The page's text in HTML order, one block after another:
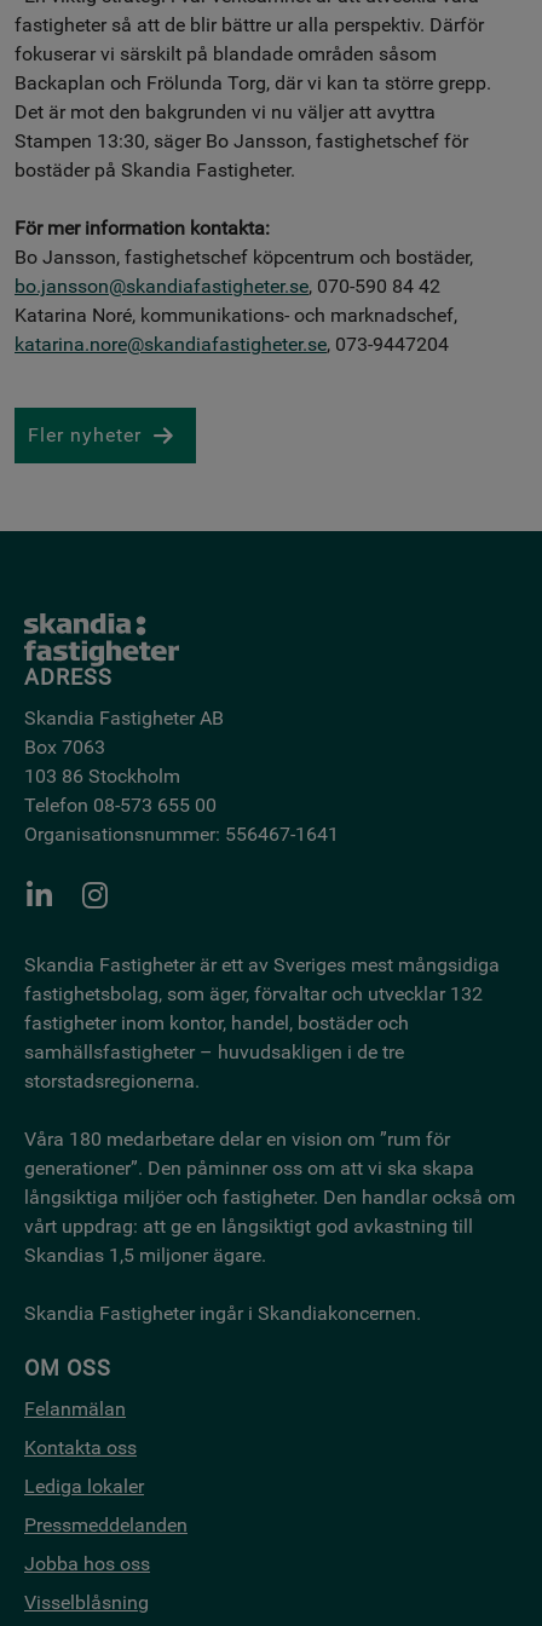
fastigheter så att de blir bättre ur alla perspektiv. Därför
fokuserar vi särskilt på blandade områden såsom
Backaplan och Frölunda Torg, där vi kan ta större grepp.
Det är mot den bakgrunden vi nu väljer att avyttra
Stampen 13:30, säger Bo Jansson, fastighetschef för
bostäder på Skandia Fastigheter.
För mer information kontakta:
Bo Jansson, fastighetschef köpcentrum och bostäder,
bo.jansson@skandiafastigheter.se, 070-590 84 42
Katarina Noré, kommunikations- och marknadschef,
katarina.nore@skandiafastigheter.se, 073-9447204
Fler nyheter
ADRESS
Skandia Fastigheter AB
Box 7063
103 86 Stockholm
Telefon 08-573 655 00
Organisationsnummer: 556467-1641
Skandia Fastigheter är ett av Sveriges mest mångsidiga
fastighetsbo­lag, som äger, förvaltar och utvecklar 132
fastigheter inom kontor, handel, bostäder och
samhällsfastigheter – huvudsakligen i de tre
storstadsregionerna.
Våra 180 medarbetare delar en vision om ”rum för
generationer”. Den påminner oss om att vi ska skapa
långsiktiga miljöer och fastigheter. Den handlar också om
vårt uppdrag: att ge en långsiktigt god avkastning till
Skandias 1,5 miljoner ägare.
Skandia Fastigheter ingår i Skandiakoncernen.
OM OSS
Felanmälan
Kontakta oss
Lediga lokaler
Pressmeddelanden
Jobba hos oss
Visselblåsning